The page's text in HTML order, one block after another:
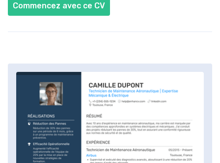
Commencez avec ce CV